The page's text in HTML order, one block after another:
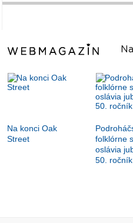
Na konci Oak
Street
folklórne
oslávia
50. ročník